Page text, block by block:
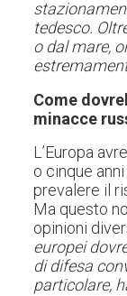
tedesco.
o dal mare,
Come
minacce
L’Europa
o cinque
prevalere il
Ma questo
opinioni
europei
di difesa
particolare,